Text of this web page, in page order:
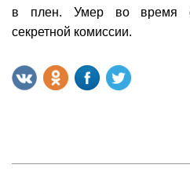
в плен. Умер во время
секретной комиссии.